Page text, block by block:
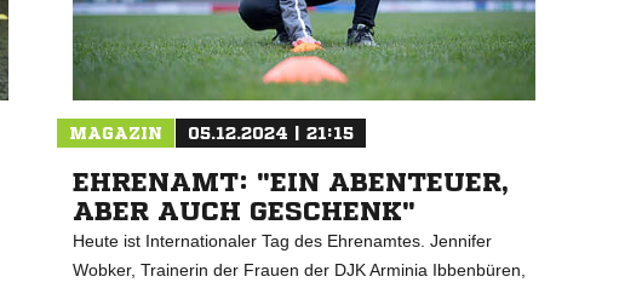
MAGAZIN 05.12.2024 | 21:15
EHRENAMT: "EIN ABENTEUER,
ABER AUCH GESCHENK"
Heute ist Internationaler Tag des Ehrenamtes. Jennifer
Wobker, Trainerin der Frauen der DJK Arminia Ibbenbüren,